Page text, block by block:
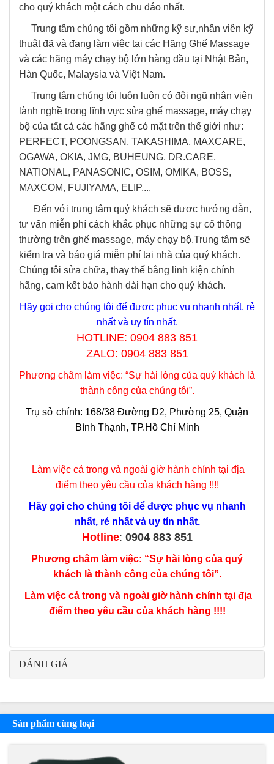
cho quý khách một cách chu đáo nhất.
Trung tâm chúng tôi gồm những kỹ sư,nhân viên kỹ
thuật đã và đang làm việc tại các Hãng Ghế Massage
và các hãng máy chạy bộ lớn hàng đầu tại Nhật Bản,
Hàn Quốc, Malaysia và Việt Nam.
Trung tâm chúng tôi luôn luôn có đội ngũ nhân viên
lành nghề trong lĩnh vực sửa ghế massage, máy chạy
bộ của tất cả các hãng ghế có mặt trên thế giới như:
PERFECT, POONGSAN, TAKASHIMA, MAXCARE,
OGAWA, OKIA, JMG, BUHEUNG, DR.CARE,
NATIONAL, PANASONIC, OSIM, OMIKA, BOSS,
MAXCOM, FUJIYAMA, ELIP....
Đến với trung tâm quý khách sẽ được hướng dẫn,
tư vấn miễn phí cách khắc phục những sự cố thông
thường trên ghế massage, máy chạy bộ.Trung tâm sẽ
kiểm tra và báo giá miễn phí tại nhà của quý khách.
Chúng tôi sửa chữa, thay thế bằng linh kiện chính
hãng, cam kết bảo hành dài hạn cho quý khách.
Hãy gọi cho chúng tôi để được phục vụ nhanh nhất, rẻ
nhất và uy tín nhất.
HOTLINE: 0904 883 851
ZALO: 0904 883 851
Phương châm làm việc: “Sự hài lòng của quý khách là
thành công của chúng tôi”.
Trụ sở chính: 168/38 Đường D2, Phường 25, Quận
Bình Thạnh, TP.Hồ Chí Minh
Làm việc cả trong và ngoài giờ hành chính tại địa
điểm theo yêu cầu của khách hàng !!!!
Hãy gọi cho chúng tôi để được phục vụ nhanh
nhất, rẻ nhất và uy tín nhất.
Hotline: 0904 883 851
Phương châm làm việc: “Sự hài lòng của quý
khách là thành công của chúng tôi”.
Làm việc cả trong và ngoài giờ hành chính tại địa
điểm theo yêu cầu của khách hàng !!!!
ĐÁNH GIÁ
Sản phẩm cùng loại